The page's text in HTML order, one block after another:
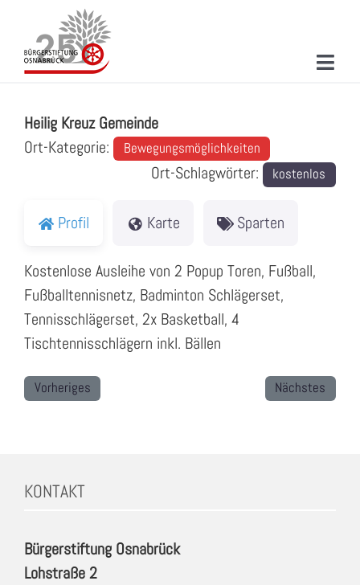
springen
PROJEKTE & AKTIONEN
NEUIGKEITEN
Heilig Kreuz Gemeinde
Ort-Kategorie:
Bewegungsmöglichkeiten
Ort-Schlagwörter: kostenlos
Profil Karte Sparten
Kostenlose Ausleihe von 2 Popup Toren, Fußball,
Fußballtennisnetz, Badminton Schlägerset,
Tennisschlägerset, 2x Basketball, 4
Tischtennisschlägern inkl. Bällen
Vorheriges Nächstes
KONTAKT
Bürgerstiftung Osnabrück
Lohstraße 2